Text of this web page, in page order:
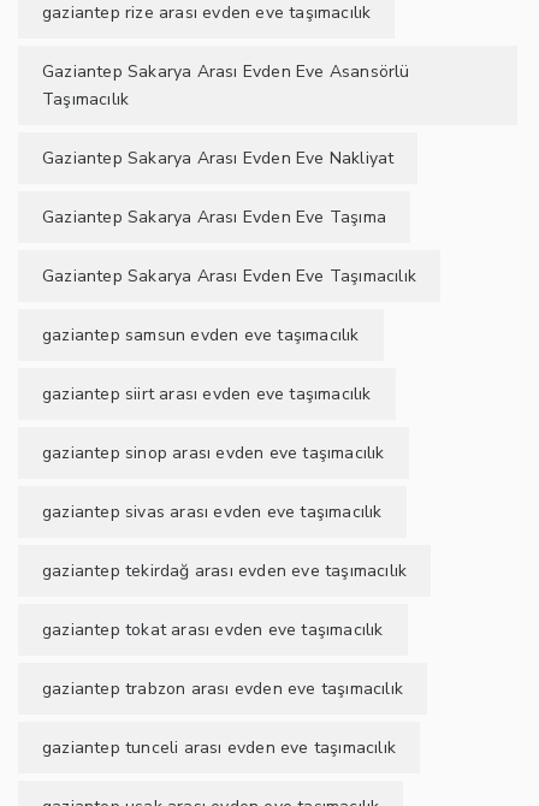
gaziantep rize arası evden eve taşımacılık
Gaziantep Sakarya Arası Evden Eve Asansörlü
Taşımacılık
Gaziantep Sakarya Arası Evden Eve Nakliyat
Gaziantep Sakarya Arası Evden Eve Taşıma
Gaziantep Sakarya Arası Evden Eve Taşımacılık
gaziantep samsun evden eve taşımacılık
gaziantep siirt arası evden eve taşımacılık
gaziantep sinop arası evden eve taşımacılık
gaziantep sivas arası evden eve taşımacılık
gaziantep tekirdağ arası evden eve taşımacılık
gaziantep tokat arası evden eve taşımacılık
gaziantep trabzon arası evden eve taşımacılık
gaziantep tunceli arası evden eve taşımacılık